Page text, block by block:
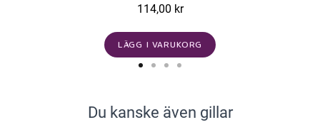
114,00 kr
LÄGG I VARUKORG
Du kanske även gillar